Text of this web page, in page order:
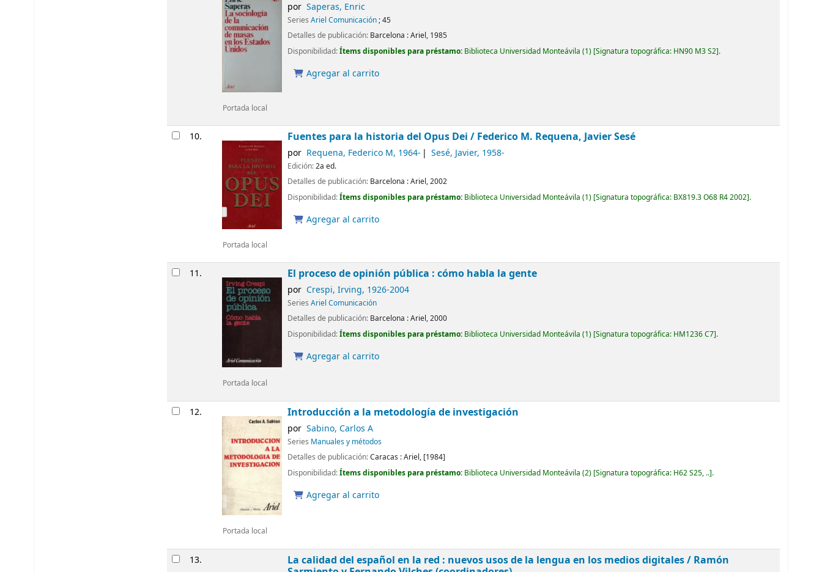
Portada local
por Saperas, Enric
SeriesAriel Comunicación; 45
Detalles de publicación: Barcelona :Ariel, 1985
Disponibilidad:Ítems disponibles para préstamo: Biblioteca Universidad Monteávila (1) Signatura topográfica: HN90 M3 S2 .
Agregar al carrito
10.
Portada local
Fuentes para la historia del Opus Dei / Federico M. Requena, Javier Sesé
por Requena, Federico M, 1964- Sesé, Javier, 1958-
Edición:2a ed.
Detalles de publicación: Barcelona :Ariel,2002
Disponibilidad:Ítems disponibles para préstamo: Biblioteca Universidad Monteávila (1) Signatura topográfica: BX819.3 O68 R4 2002 .
Agregar al carrito
11.
Portada local
El proceso de opinión pública : cómo habla la gente
por Crespi, Irving, 1926-2004
SeriesAriel Comunicación
Detalles de publicación: Barcelona :Ariel,2000
Disponibilidad:Ítems disponibles para préstamo: Biblioteca Universidad Monteávila (1) Signatura topográfica: HM1236 C7 .
Agregar al carrito
12.
Portada local
Introducción a la metodología de investigación
por Sabino, Carlos A
Series Manuales y métodos
Detalles de publicación:Caracas :Ariel, [1984]
Disponibilidad:Ítems disponibles para préstamo: Biblioteca Universidad Monteávila (2) Signatura topográfica: H62 S25, .. .
Agregar al carrito
13. La calidad del español en la red : nuevos usos de la lengua en los medios digitales / Ramón